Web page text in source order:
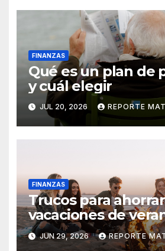
FINANZAS
Qué es un plan de
y cuál elegir
JUL 20, 2026 REPORTE
FINANZAS
Trucos para
vacaciones de
JUN 29, 2026 REPORTE